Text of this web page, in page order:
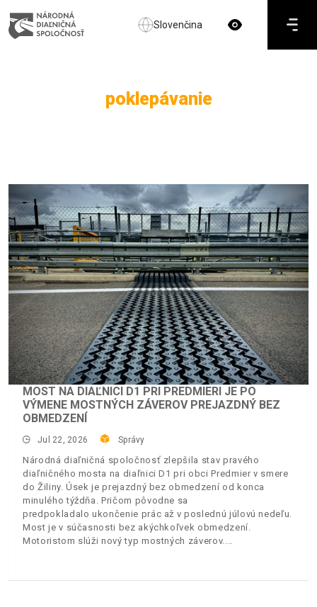
Slovenčina
poklepávanie
MOST NA DIAĽNICI D1 PRI PREDMIERI JE PO
VÝMENE MOSTNÝCH ZÁVEROV PREJAZDNÝ BEZ
OBMEDZENÍ
Jul 22, 2026 Správy
Národná diaľničná spoločnosť zlepšila stav pravého
diaľničného mosta na diaľnici D1 pri obci Predmier v smere
do Žiliny. Úsek je prejazdný bez obmedzení od konca
minulého týždňa. Pričom pôvodne sa
predpokladalo ukončenie prác až v poslednú júlovú nedeľu.
Most je v súčasnosti bez akýchkoľvek obmedzení.
Motoristom slúži nový typ mostných záverov.